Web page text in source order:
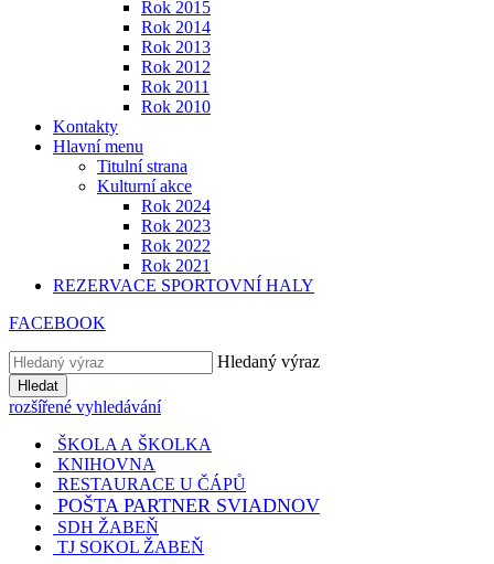
Rok 2015
Rok 2014
Rok 2013
Rok 2012
Rok 2011
Rok 2010
Kontakty
Hlavní menu
Titulní strana
Kulturní akce
Rok 2024
Rok 2023
Rok 2022
Rok 2021
REZERVACE SPORTOVNÍ HALY
FACEBOOK
Hledaný výraz
Hledat
rozšířené vyhledávání
ŠKOLA A ŠKOLKA
KNIHOVNA
RESTAURACE U ČÁPŮ
POŠTA PARTNER SVIADNOV
SDH ŽABEŇ
TJ SOKOL ŽABEŇ